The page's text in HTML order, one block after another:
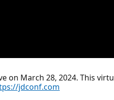
on March 28, 2024. This
jdconf.com